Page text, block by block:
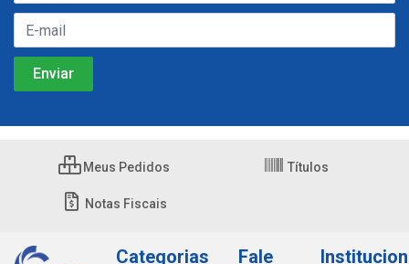
Meus Pedidos Títulos
Notas Fiscais
Categorias
Fale